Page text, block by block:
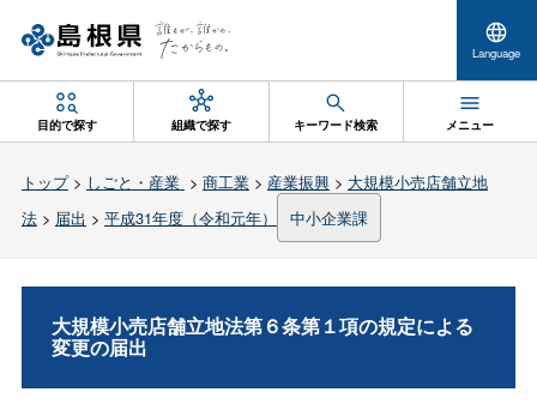
Language
目的で探す 組織で探す キーワード検索 メニュー
トップ> しごと・産業 > 商工業> 産業振興> 大規模小売店舗立地
法> 届出 > 平成31年度（令和元年） 中小企業課
大規模小売店舗立地法第６条第１項の規定による
変更の届出